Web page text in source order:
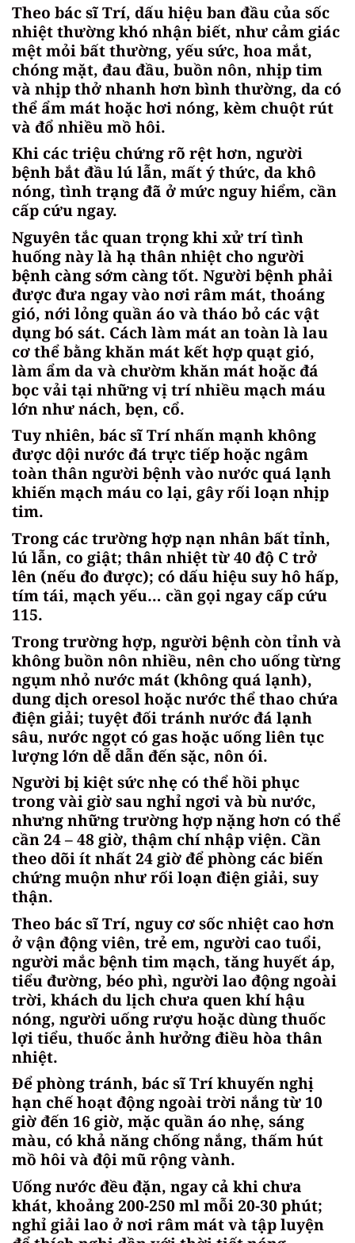
Theo bác sĩ Trí, dấu hiệu ban đầu của sốc
nhiệt thường khó nhận biết, như cảm giác
mệt mỏi bất thường, yếu sức, hoa mắt,
chóng mặt, đau đầu, buồn nôn, nhịp tim
và nhịp thở nhanh hơn bình thường, da có
thể ẩm mát hoặc hơi nóng, kèm chuột rút
và đổ nhiều mồ hôi.
Khi các triệu chứng rõ rệt hơn, người
bệnh bắt đầu lú lẫn, mất ý thức, da khô
nóng, tình trạng đã ở mức nguy hiểm, cần
cấp cứu ngay.
Nguyên tắc quan trọng khi xử trí tình
huống này là hạ thân nhiệt cho người
bệnh càng sớm càng tốt. Người bệnh phải
được đưa ngay vào nơi râm mát, thoáng
gió, nới lỏng quần áo và tháo bỏ các vật
dụng bó sát. Cách làm mát an toàn là lau
cơ thể bằng khăn mát kết hợp quạt gió,
làm ẩm da và chườm khăn mát hoặc đá
bọc vải tại những vị trí nhiều mạch máu
lớn như nách, bẹn, cổ.
Tuy nhiên, bác sĩ Trí nhấn mạnh không
được dội nước đá trực tiếp hoặc ngâm
toàn thân người bệnh vào nước quá lạnh
khiến mạch máu co lại, gây rối loạn nhịp
tim.
Trong các trường hợp nạn nhân bất tỉnh,
lú lẫn, co giật; thân nhiệt từ 40 độ C trở
lên (nếu đo được); có dấu hiệu suy hô hấp,
tím tái, mạch yếu… cần gọi ngay cấp cứu
115.
Trong trường hợp, người bệnh còn tỉnh và
không buồn nôn nhiều, nên cho uống từng
ngụm nhỏ nước mát (không quá lạnh),
dung dịch oresol hoặc nước thể thao chứa
điện giải; tuyệt đối tránh nước đá lạnh
sâu, nước ngọt có gas hoặc uống liên tục
lượng lớn dễ dẫn đến sặc, nôn ói.
Người bị kiệt sức nhẹ có thể hồi phục
trong vài giờ sau nghỉ ngơi và bù nước,
nhưng những trường hợp nặng hơn có thể
cần 24 – 48 giờ, thậm chí nhập viện. Cần
theo dõi ít nhất 24 giờ để phòng các biến
chứng muộn như rối loạn điện giải, suy
thận.
Theo bác sĩ Trí, nguy cơ sốc nhiệt cao hơn
ở vận động viên, trẻ em, người cao tuổi,
người mắc bệnh tim mạch, tăng huyết áp,
tiểu đường, béo phì, người lao động ngoài
trời, khách du lịch chưa quen khí hậu
nóng, người uống rượu hoặc dùng thuốc
lợi tiểu, thuốc ảnh hưởng điều hòa thân
nhiệt.
Để phòng tránh, bác sĩ Trí khuyến nghị
hạn chế hoạt động ngoài trời nắng từ 10
giờ đến 16 giờ, mặc quần áo nhẹ, sáng
màu, có khả năng chống nắng, thấm hút
mồ hôi và đội mũ rộng vành.
Uống nước đều đặn, ngay cả khi chưa
khát, khoảng 200-250 ml mỗi 20-30 phút;
nghỉ giải lao ở nơi râm mát và tập luyện